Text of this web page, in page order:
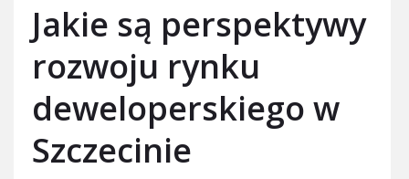
Jakie są perspektywy
rozwoju rynku
deweloperskiego w
Szczecinie